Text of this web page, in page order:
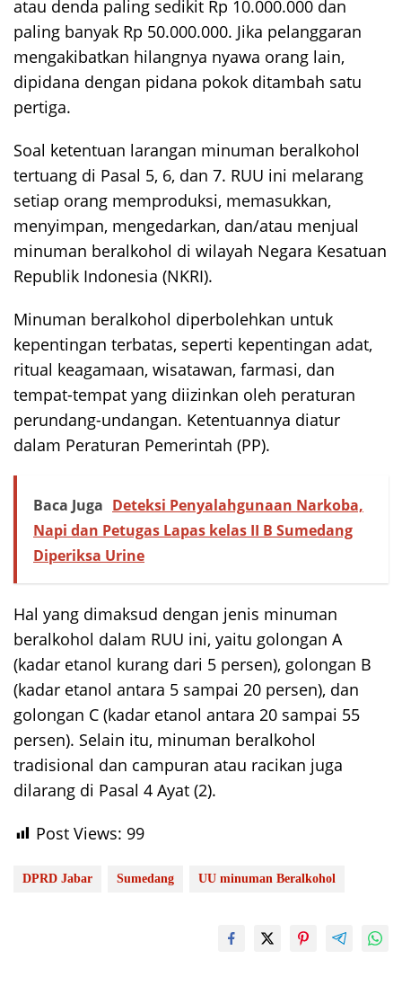
atau denda paling sedikit Rp 10.000.000 dan
paling banyak Rp 50.000.000. Jika pelanggaran
mengakibatkan hilangnya nyawa orang lain,
dipidana dengan pidana pokok ditambah satu
pertiga.
Soal ketentuan larangan minuman beralkohol
tertuang di Pasal 5, 6, dan 7. RUU ini melarang
setiap orang memproduksi, memasukkan,
menyimpan, mengedarkan, dan/atau menjual
minuman beralkohol di wilayah Negara Kesatuan
Republik Indonesia (NKRI).
Minuman beralkohol diperbolehkan untuk
kepentingan terbatas, seperti kepentingan adat,
ritual keagamaan, wisatawan, farmasi, dan
tempat-tempat yang diizinkan oleh peraturan
perundang-undangan. Ketentuannya diatur
dalam Peraturan Pemerintah (PP).
Baca Juga Deteksi Penyalahgunaan Narkoba,
Napi dan Petugas Lapas kelas II B Sumedang
Diperiksa Urine
Hal yang dimaksud dengan jenis minuman
beralkohol dalam RUU ini, yaitu golongan A
(kadar etanol kurang dari 5 persen), golongan B
(kadar etanol antara 5 sampai 20 persen), dan
golongan C (kadar etanol antara 20 sampai 55
persen). Selain itu, minuman beralkohol
tradisional dan campuran atau racikan juga
dilarang di Pasal 4 Ayat (2).
Post Views: 99
DPRD Jabar Sumedang UU minuman Beralkohol